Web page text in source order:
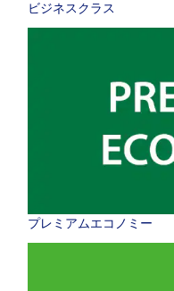
ビジネスクラス
プレミアムエコノミー